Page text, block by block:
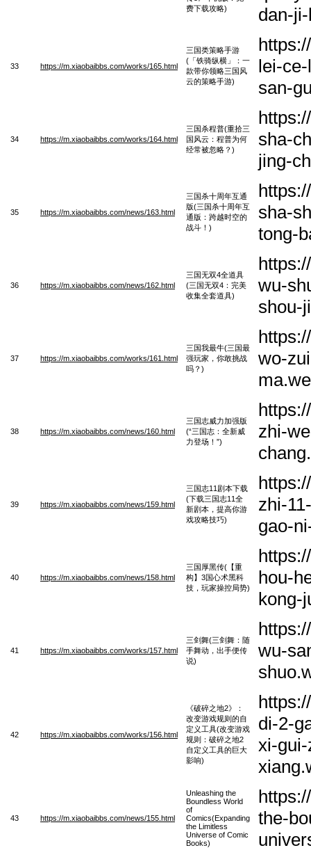
费下载攻略)
dan-
33 https://m.xiaobaibbs.com/works/165.html
三国类策略手游
(「铁骑纵横」：一
款带你领略三国风
云的策略手游)
lei-
san-
34 https://m.xiaobaibbs.com/works/164.html
三国杀程普(重拾三
国风云：程普为何
经常被忽略？)
sha-
jing-
35 https://m.xiaobaibbs.com/news/163.html
三国杀十周年互通
版(三国杀十周年互
通版：跨越时空的
战斗！)
sha-
tong-
36 https://m.xiaobaibbs.com/news/162.html
三国无双4全道具
(三国无双4：完美
收集全套道具)
wu-
shou-
37 https://m.xiaobaibbs.com/works/161.html
三国我最牛(三国最
强玩家，你敢挑战
吗？)
wo-
38 https://m.xiaobaibbs.com/news/160.html
三国志威力加强版
(“三国志：全新威
力登场！”)
zhi-
39 https://m.xiaobaibbs.com/news/159.html
三国志11剧本下载
(下载三国志11全
新剧本，提高你游
戏攻略技巧)
zhi-
gao-
40 https://m.xiaobaibbs.com/news/158.html
三国厚黑传(【重
构】3国心术黑科
技，玩家操控局势)
hou-
kong-
41 https://m.xiaobaibbs.com/works/157.html
三剑舞(三剑舞：随
手舞动，出手便传
说)
wu-
42 https://m.xiaobaibbs.com/works/156.html
《破碎之地2》：
改变游戏规则的自
定义工具(改变游戏
规则：破碎之地2
自定义工具的巨大
影响)
di-2-
xi-
43 https://m.xiaobaibbs.com/news/155.html
Unleashing the
Boundless World
of
Comics(Expanding
the Limitless
Universe of Comic
Books)
the-